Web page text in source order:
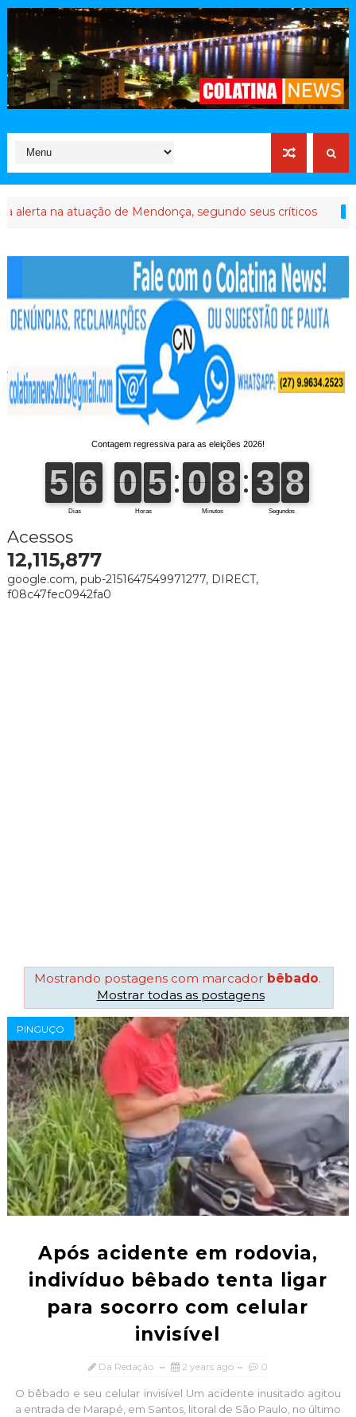
na atuação de Mendonça, segundo seus críticos COLATINA
Acessos
12,115,877
google.com, pub-2151647549971277, DIRECT,
f08c47fec0942fa0
Mostrando postagens com marcador bêbado.
Mostrar todas as postagens
PINGUÇO
Após acidente em rodovia,
indivíduo bêbado tenta ligar
para socorro com celular
invisível
Da Redação 2 years ago 0
O bêbado e seu celular invisível Um acidente inusitado agitou
a entrada de Marapé, em Santos, litoral de São Paulo, no último